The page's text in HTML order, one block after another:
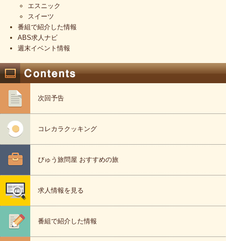
エスニック
スイーツ
番組で紹介した情報
ABS求人ナビ
週末イベント情報
次回予告
コレカラクッキング
びゅう旅問屋 おすすめの旅
求人情報を見る
番組で紹介した情報